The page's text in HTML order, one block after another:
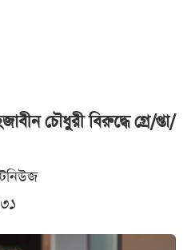
চৌধুরী বিরুদ্ধে গ্রে/প্তা/